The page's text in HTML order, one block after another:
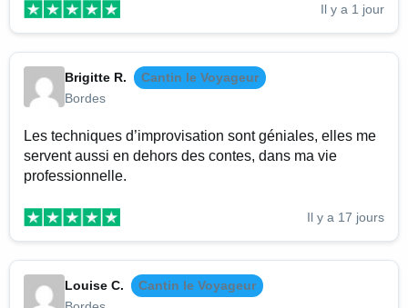
Il y a 1 jour
Brigitte R.
Cantin le Voyageur
Bordes
Les techniques d’improvisation sont géniales, elles me
servent aussi en dehors des contes, dans ma vie
professionnelle.
Il y a 17 jours
Louise C.
Cantin le Voyageur